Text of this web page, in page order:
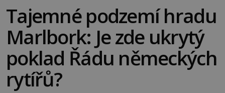
Tajemné podzemí hradu
Marlbork: Je zde ukrytý
poklad Řádu německých
rytířů?